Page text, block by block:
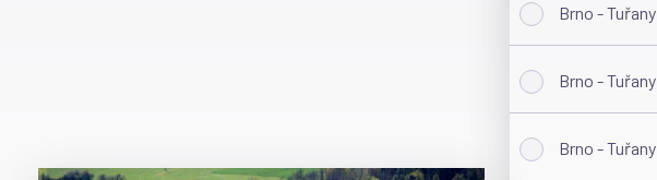
Brno - Tuřany
Brno - Tuřany
Brno - Tuřany